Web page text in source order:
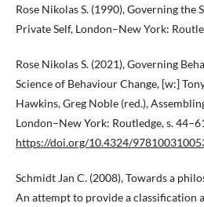
Rose Nikolas S. (1990), Governing the
Private Self, London–New York:
Rose Nikolas S. (2021), Governing
Science of Behaviour Change, [w:]
Hawkins, Greg Noble (red.),
London–New York: Routledge, s.
https://doi.org/10.4324/
Schmidt Jan C. (2008), Towards a
An attempt to provide a classification